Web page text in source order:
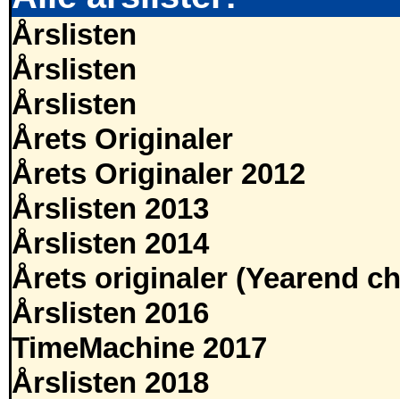
Årslisten
Årslisten
Årslisten
Årets Originaler
Årets Originaler 2012
Årslisten 2013
Årslisten 2014
Årets originaler (Yearend
Årslisten 2016
TimeMachine 2017
Årslisten 2018